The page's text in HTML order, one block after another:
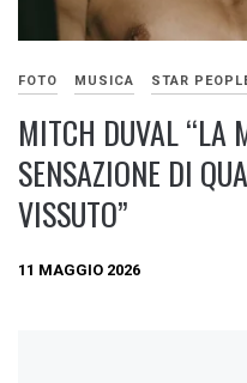
FOTO MUSICA STAR
MITCH DUVAL “LA
SENSAZIONE DI
VISSUTO”
11 MAGGIO 2026